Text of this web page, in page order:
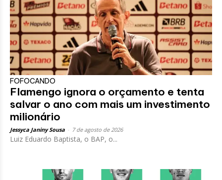
FOFOCANDO
Flamengo ignora o orçamento e tenta
salvar o ano com mais um investimento
milionário
Jessyca Janiny Sousa 7 de agosto de 2026
Luiz Eduardo Baptista, o BAP, o...